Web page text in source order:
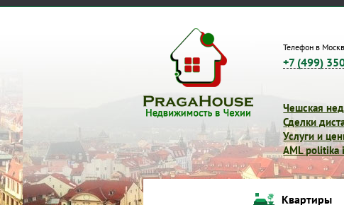
Телефон в
+7 (499)
Чешская
Сделки
Услуги и
AML politika
Квартиры